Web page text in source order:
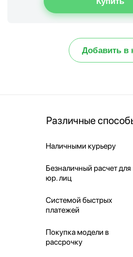
Добавить в
Различные
Наличными курьеру
Безналичный расчет для
юр. лиц
Системой быстрых
платежей
Покупка модели в
рассрочку